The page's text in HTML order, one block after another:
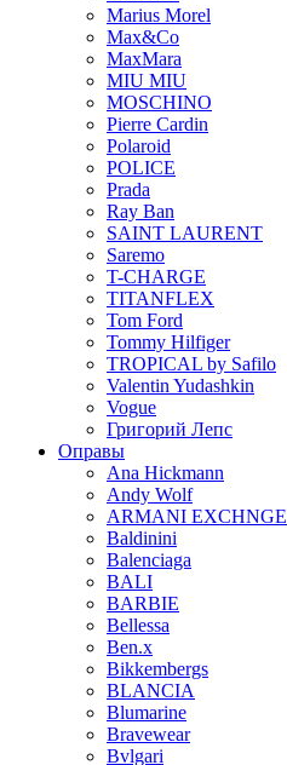
Marius Morel
Max&Co
MaxMara
MIU MIU
MOSCHINO
Pierre Cardin
Polaroid
POLICE
Prada
Ray Ban
SAINT LAURENT
Saremo
T-CHARGE
TITANFLEX
Tom Ford
Tommy Hilfiger
TROPICAL by Safilo
Valentin Yudashkin
Vogue
Григорий Лепс
Оправы
Ana Hickmann
Andy Wolf
ARMANI EXCHNGE
Baldinini
Balenciaga
BALI
BARBIE
Bellessa
Ben.x
Bikkembergs
BLANCIA
Blumarine
Bravewear
Bvlgari